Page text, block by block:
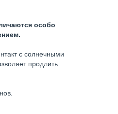
особо
с солнечными
продлить